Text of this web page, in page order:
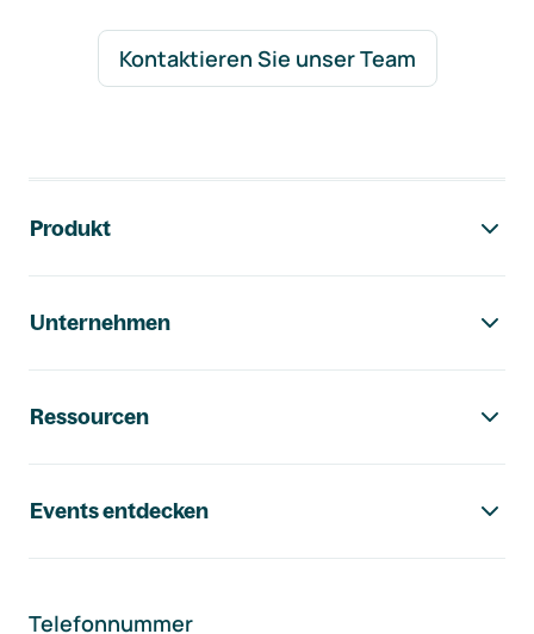
Kontaktieren Sie unser Team
Produkt
Unternehmen
Ressourcen
Events entdecken
Telefonnummer